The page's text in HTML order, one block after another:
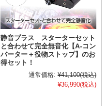
静音プラス スターターセット
と合わせて完全無音化【A-コン
バーター＋役物ストップ】のお
得セット！
通常価格: ¥41,100(税込)
¥36,990(税込)